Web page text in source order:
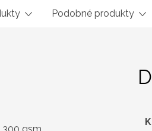
Podobné produkty